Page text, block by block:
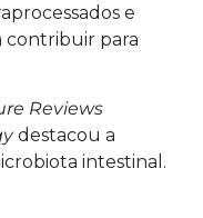
e
contribuir para
Reviews
destacou a
intestinal.